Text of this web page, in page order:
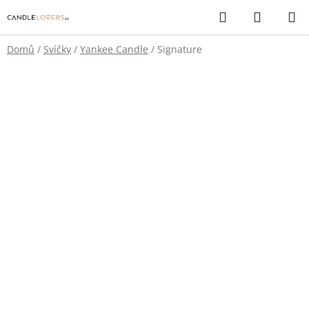
na
obsah
Hledat
KOŠÍK
Domů / Svíčky / Yankee Candle / Signature